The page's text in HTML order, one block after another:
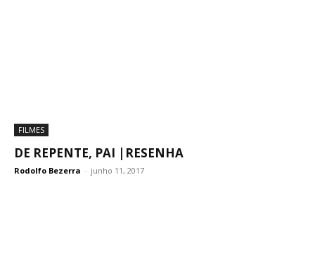
FILMES
DE REPENTE, PAI |RESENHA
Rodolfo Bezerra - junho 11, 2017